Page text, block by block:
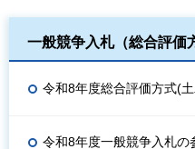
一般競争入札（総合評価
令和8年度総合評価方式(
令和8年度一般競争入札の